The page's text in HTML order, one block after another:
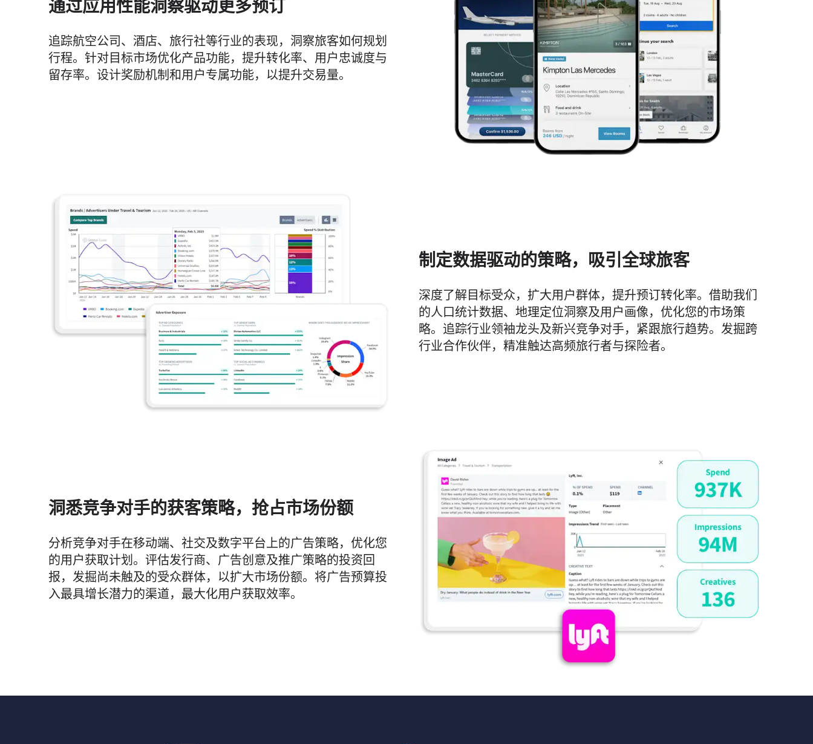
通过应用性能洞察驱动更多预订
追踪航空公司、酒店、旅行社等行业的表现，洞察旅客如何规划
行程。针对目标市场优化产品功能，提升转化率、用户忠诚度与
留存率。设计奖励机制和用户专属功能，以提升交易量。
制定数据驱动的策略，吸引全球旅客
深度了解目标受众，扩大用户群体，提升预订转化率。借助我们
的人口统计数据、地理定位洞察及用户画像，优化您的市场策
略。追踪行业领袖龙头及新兴竞争对手，紧跟旅行趋势。发掘跨
行业合作伙伴，精准触达高频旅行者与探险者。
洞悉竞争对手的获客策略，抢占市场份额
分析竞争对手在移动端、社交及数字平台上的广告策略，优化您
的用户获取计划。评估发行商、广告创意及推广策略的投资回
报，发掘尚未触及的受众群体，以扩大市场份额。将广告预算投
入最具增长潜力的渠道，最大化用户获取效率。